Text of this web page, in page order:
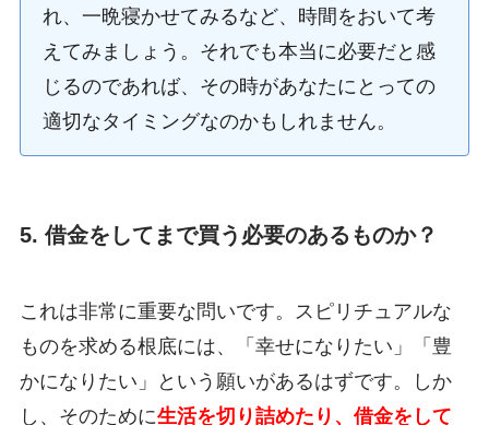
れ、一晩寝かせてみるなど、時間をおいて考
えてみましょう。それでも本当に必要だと感
じるのであれば、その時があなたにとっての
適切なタイミングなのかもしれません。
5. 借金をしてまで買う必要のあるものか？
これは非常に重要な問いです。スピリチュアルな
ものを求める根底には、「幸せになりたい」「豊
かになりたい」という願いがあるはずです。しか
し、そのために生活を切り詰めたり、借金をして